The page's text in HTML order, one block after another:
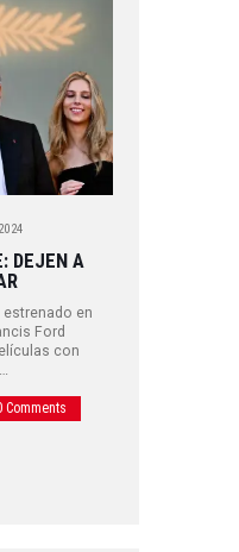
DEJEN A
estrenado en
Ford
con
Comments